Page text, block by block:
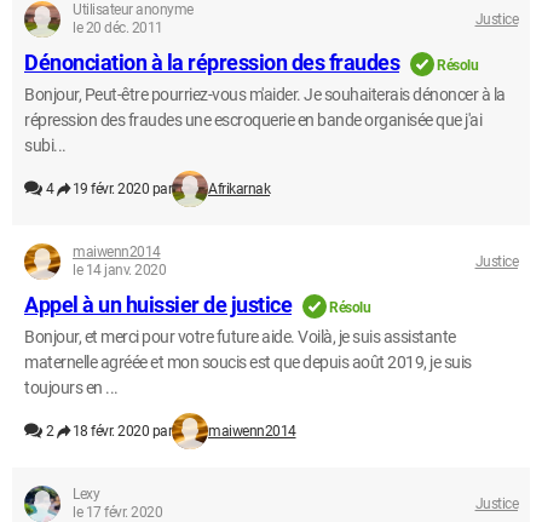
Utilisateur anonyme
le 20 déc. 2011
Justice
Dénonciation à la répression des fraudes Résolu
Bonjour, Peut-être pourriez-vous m'aider. Je souhaiterais dénoncer à la
répression des fraudes une escroquerie en bande organisée que j'ai
subi...
4 19 févr. 2020 par Afrikarnak
maiwenn2014
le 14 janv. 2020
Justice
Appel à un huissier de justice Résolu
Bonjour, et merci pour votre future aide. Voilà, je suis assistante
maternelle agréée et mon soucis est que depuis août 2019, je suis
toujours en ...
2 18 févr. 2020 par maiwenn2014
Lexy
le 17 févr. 2020
Justice